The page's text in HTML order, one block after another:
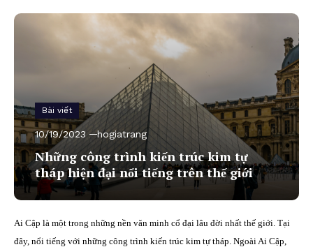
Bài viết
10/19/2023 hogiatrang
Những công trình kiến trúc kim tự
tháp hiện đại nổi tiếng trên thế giới
Ai Cập là một trong những nền văn minh cổ đại lâu đời nhất thế giới. Tại
đây, nổi tiếng với những công trình kiến ​​trúc kim tự tháp. Ngoài Ai Cập,